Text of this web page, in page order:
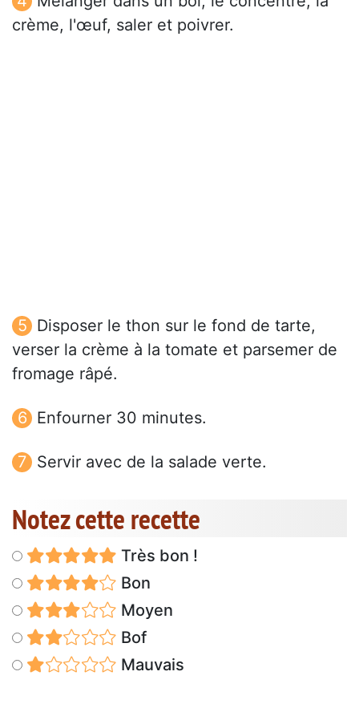
crème, l'œuf, saler et poivrer.
Disposer le thon sur le fond de tarte,
verser la crème à la tomate et parsemer de
fromage râpé.
Enfourner 30 minutes.
Servir avec de la salade verte.
Notez cette recette
Très bon !
Bon
Moyen
Bof
Mauvais